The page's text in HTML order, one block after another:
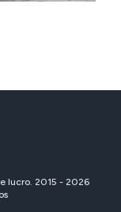
con
más tarde
de F.
lucro. 2015 - 2026